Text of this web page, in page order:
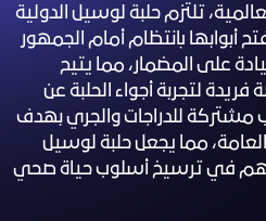
تلتزم حلبة لوسيل الدولية
أبوابها بانتظام أمام الجمهور
على المضمار، مما يتيح
لتجربة أجواء الحلبة عن
مشتركة للدراجات والجري بهدف
العامة، مما يجعل حلبة لوسيل
في ترسيخ أسلوب حياة صحي